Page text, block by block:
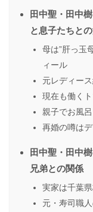
田中聖・田中
と息子たちと
母は”肝っ玉
ィール
元レディー
現在も働く
親子でお風
再婚の噂は
田中聖・田中
兄弟との関係
実家は千葉
元・寿司職